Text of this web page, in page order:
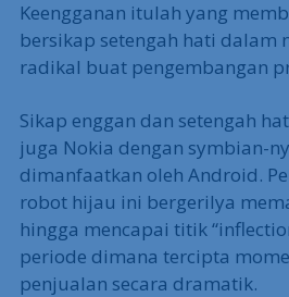
Keengganan itulah yang
bersikap setengah hati dalam
radikal buat pengembangan
Sikap enggan dan setengah
juga Nokia dengan symbian-
dimanfaatkan oleh Android.
robot hijau ini bergerilya
hingga mencapai titik
periode dimana tercipta
penjualan secara dramatik.